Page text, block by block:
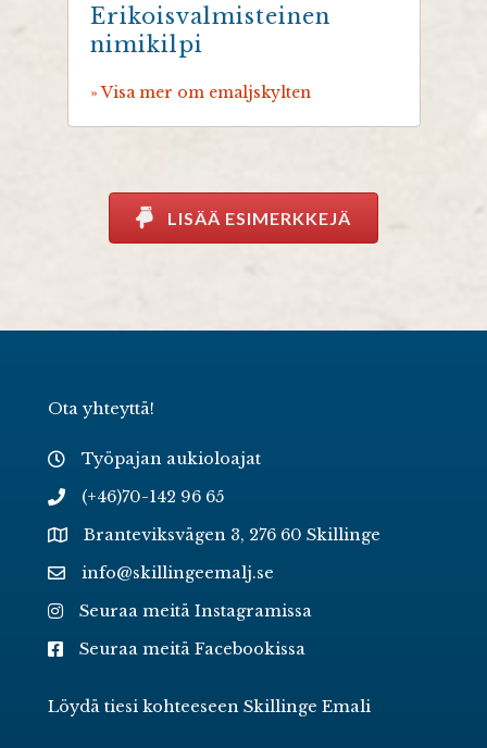
Erikoisvalmisteinen
nimikilpi
» Visa mer om emaljskylten
LISÄÄ ESIMERKKEJÄ
Ota yhteyttä!
Työpajan aukioloajat
(+46)70-142 96 65
Branteviksvägen 3, 276 60 Skillinge
info@skillingeemalj.se
Seuraa meitä Instagramissa
Seuraa meitä Facebookissa
Löydä tiesi kohteeseen Skillinge Emali